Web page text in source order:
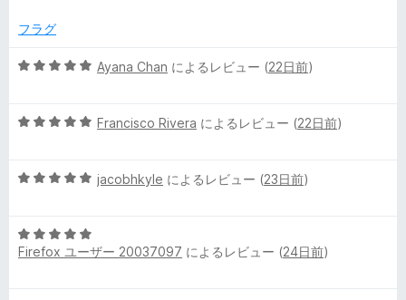
i
n
レ
ビ
5
評
フラグ
5
中
評
Ayana Chan によるレビュー (22日前)
5
中
評
価
Francisco Rivera によるレビュー (22日前)
5
中
5
jacobhkyle によるレビュー (23日前)
5
段
Firefox ユーザー 20037097 によるレビュー (24日前)